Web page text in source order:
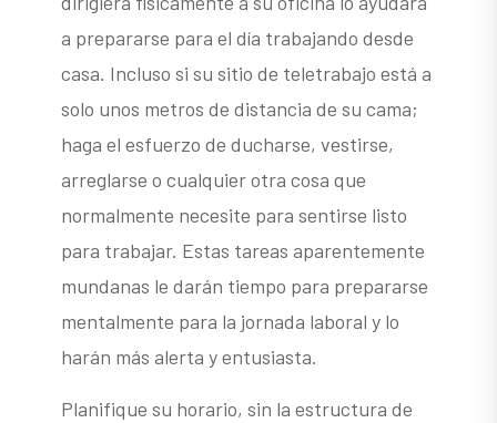
a prepararse para el día trabajando desde
casa. Incluso si su sitio de teletrabajo está a
solo unos metros de distancia de su cama;
haga el esfuerzo de ducharse, vestirse,
arreglarse o cualquier otra cosa que
normalmente necesite para sentirse listo
para trabajar. Estas tareas aparentemente
mundanas le darán tiempo para prepararse
mentalmente para la jornada laboral y lo
harán más alerta y entusiasta.
Planifique su horario, sin la estructura de